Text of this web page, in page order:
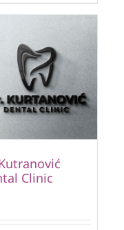
Clinic